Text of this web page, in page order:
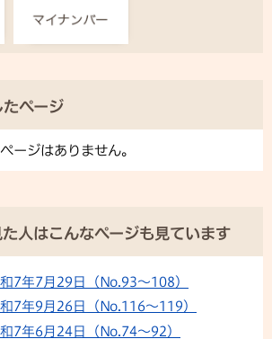
ページ
ージはありません。
人はこんなページも見ています
7年7月29日（No.93～108）
7年9月26日（No.116～119）
7年6月24日（No.74～92）